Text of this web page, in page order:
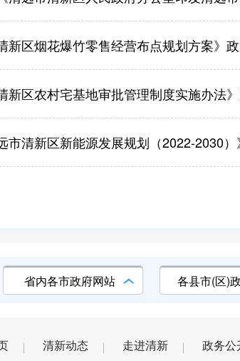
新区烟花爆竹零售经营布点规划方案》
新区农村宅基地审批管理制度实施办法
市清新区新能源发展规划（2022-2030
省内各市政府网站 各县市(区)
清新动态 走进清新 政务公